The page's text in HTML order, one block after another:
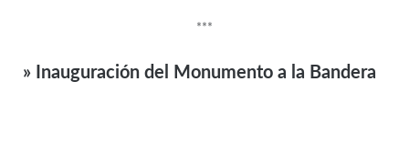
***
» Inauguración del Monumento a la Bandera